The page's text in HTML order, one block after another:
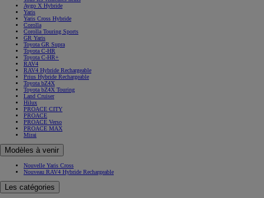
Aygo X Hybride
Yaris
Yaris Cross Hybride
Corolla
Corolla Touring Sports
GR Yaris
Toyota GR Supra
Toyota C-HR
Toyota C-HR+
RAV4
RAV4 Hybride Rechargeable
Prius Hybride Rechargeable
Toyota bZ4X
Toyota bZ4X Touring
Land Cruiser
Hilux
PROACE CITY
PROACE
PROACE Verso
PROACE MAX
Mirai
Modèles à venir
Nouvelle Yaris Cross
Nouveau RAV4 Hybride Rechargeable
Les catégories